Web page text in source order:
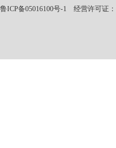
鲁ICP备05016100号-1 经营许可证：